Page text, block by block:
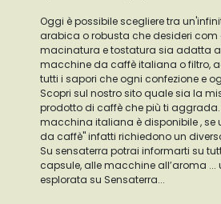
Oggi è possibile scegliere tra
arabica o robusta che desideri com
macinatura e tostatura sia adatta
macchine da caffè italiana o filtro,
tutti i sapori che ogni confezione e
Scopri sul nostro sito quale sia la
prodotto di caffè che più ti
macchina italiana è disponibile , se
da caffè" infatti richiedono un
Su sensaterra potrai informarti su
capsule, alle macchine all’aroma
esplorata su Sensaterra...